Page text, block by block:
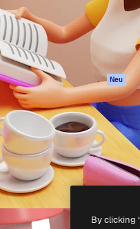
Stock-Inhalte
MCP für
Claude/ChatGPT
Agenten Neu
API
Mobile App
Alle Magnific-
Company S.L.U.Alle Rechte
By clicking